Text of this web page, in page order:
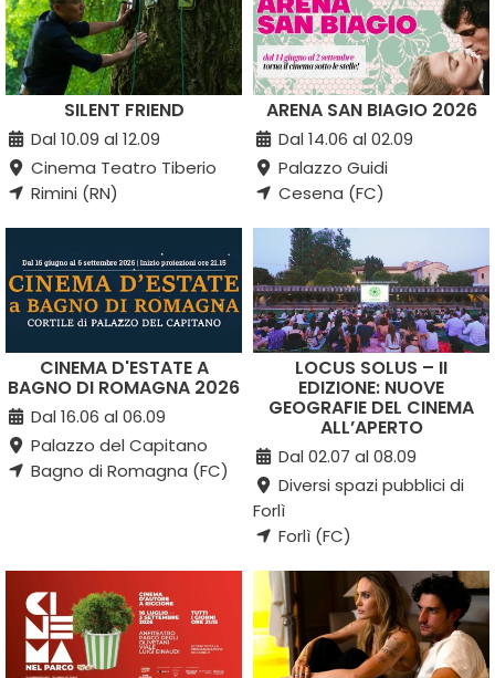
SILENT FRIEND
Dal 10.09 al 12.09
Cinema Teatro Tiberio
Rimini (RN)
ARENA SAN BIAGIO 2026
Dal 14.06 al 02.09
Palazzo Guidi
Cesena (FC)
CINEMA D'ESTATE A
BAGNO DI ROMAGNA 2026
Dal 16.06 al 06.09
Palazzo del Capitano
Bagno di Romagna (FC)
LOCUS SOLUS – II
EDIZIONE: NUOVE
GEOGRAFIE DEL CINEMA
ALL’APERTO
Dal 02.07 al 08.09
Diversi spazi pubblici di
Forlì
Forlì (FC)